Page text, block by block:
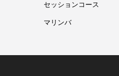
セッションコース
マリンバ